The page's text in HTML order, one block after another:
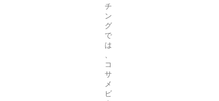
チ
ン
グ
で
は
、
コ
サ
メ
ビ